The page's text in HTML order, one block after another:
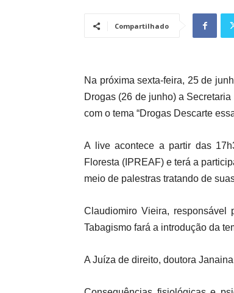
Compartilhado
Na próxima sexta-feira, 25 de
Drogas (26 de junho) a
com o tema “Drogas Descarte
A live acontece a partir das
Floresta (IPREAF) e terá a
meio de palestras tratando de
Claudiomiro Vieira,
Tabagismo fará a introdução da
A Juíza de direito, doutora